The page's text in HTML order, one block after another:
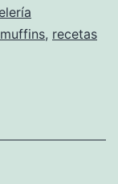
, recetas